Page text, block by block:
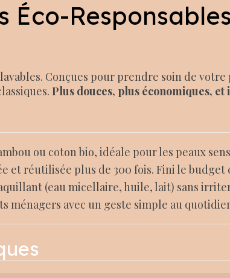
Éco-
Conçues pour prendre soin de
Plus douces, plus économiques,
ou coton bio, idéale pour les peaux
et réutilisée plus de 300 fois. Fini le budget
(eau micellaire, huile, lait) sans
ménagers avec un geste simple au